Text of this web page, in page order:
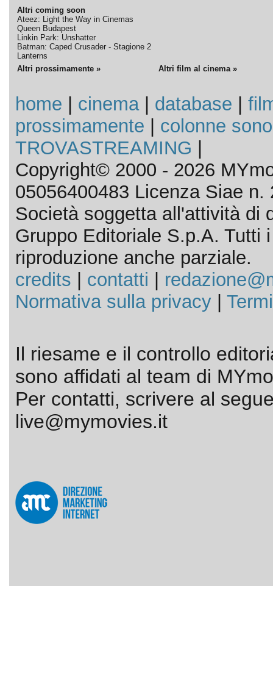
Altri coming soon
Ateez: Light the Way in Cinemas
Queen Budapest
Linkin Park: Unshatter
Batman: Caped Crusader - Stagione 2
Lanterns
Altri prossimamente » Altri film al cinema »
home cinema| database
prossimamente
colonne
TROVASTREAMING
Copyright© 2000 - 2026
05056400483 Licenza Siae n.
Società soggetta all'attività di
Gruppo Editoriale S.p.A. Tutti
riproduzione anche parziale.
credits
contatti
Normativa sulla privacy|
Il riesame e il controllo
sono affidati al team di
Per contatti, scrivere al
live@mymovies.it